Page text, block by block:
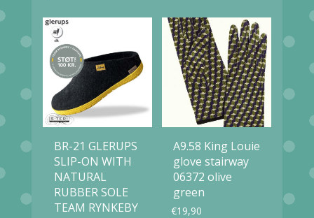
BR-21 GLERUPS
SLIP-ON WITH
NATURAL
RUBBER SOLE
TEAM RYNKEBY
A9.58 King Louie
glove stairway
06372 olive
green
€19,90